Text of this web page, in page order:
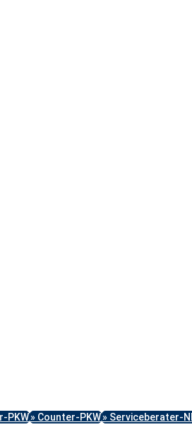
PKW» Counter-PKW» Serviceberater-